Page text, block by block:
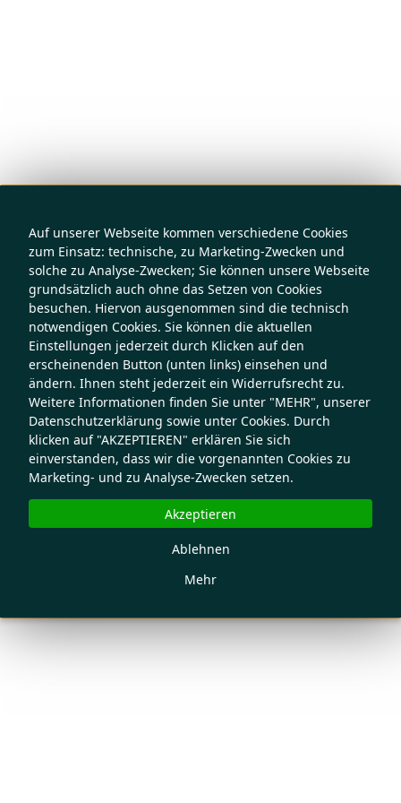
Auf unserer Webseite kommen verschiedene Cookies
zum Einsatz: technische, zu Marketing-Zwecken und
solche zu Analyse-Zwecken; Sie können unsere Webseite
grundsätzlich auch ohne das Setzen von Cookies
besuchen. Hiervon ausgenommen sind die technisch
notwendigen Cookies. Sie können die aktuellen
Einstellungen jederzeit durch Klicken auf den
erscheinenden Button (unten links) einsehen und
ändern. Ihnen steht jederzeit ein Widerrufsrecht zu.
Weitere Informationen finden Sie unter "MEHR", unserer
Datenschutzerklärung sowie unter Cookies. Durch
klicken auf "AKZEPTIEREN" erklären Sie sich
einverstanden, dass wir die vorgenannten Cookies zu
Marketing- und zu Analyse-Zwecken setzen.
Mehr
Ablehnen
Akzeptieren